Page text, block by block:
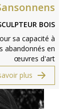
BOIS
sa capacité à
abandonnés en
œuvres d'art
plus